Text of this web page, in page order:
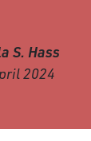
S. Hass
2024